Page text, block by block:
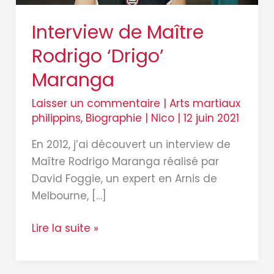
Interview de Maître
Rodrigo ‘Drigo’
Maranga
Laisser un commentaire | Arts martiaux
philippins, Biographie | Nico | 12 juin 2021
En 2012, j’ai découvert un interview de
Maître Rodrigo Maranga réalisé par
David Foggie, un expert en Arnis de
Melbourne, […]
Lire la suite »